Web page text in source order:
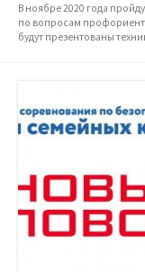
В ноябре 2020 года
по вопросам
будут презентованы